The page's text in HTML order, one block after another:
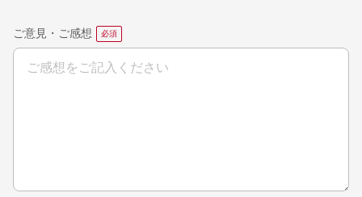
ご意見・ご感想